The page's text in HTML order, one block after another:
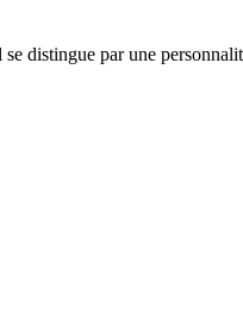
distingue par une